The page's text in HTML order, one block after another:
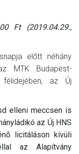
Ft (2019.04.29.,
előtt néhány
MTK Budapest-
az Új
elleni meccsen is
az Új HNS
licitáláson kívüli
az Alapítvány